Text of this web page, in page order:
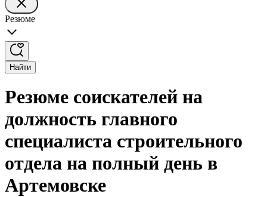
Резюме
Найти
Резюме соискателей на
должность главного
специалиста строительного
отдела на полный день в
Артемовске